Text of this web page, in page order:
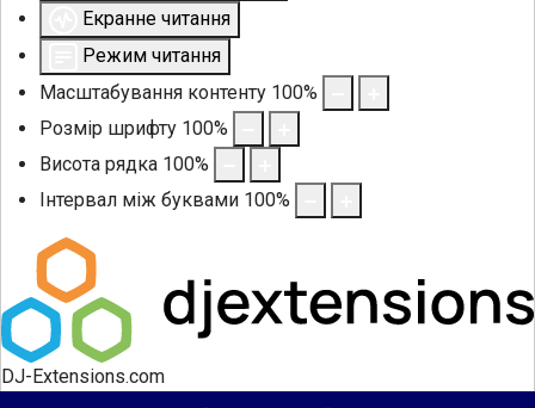
Екранне читання
Режим читання
Масштабування контенту 100%
Розмір шрифту 100%
Висота рядка 100%
Інтервал між буквами 100%
DJ-Extensions.com